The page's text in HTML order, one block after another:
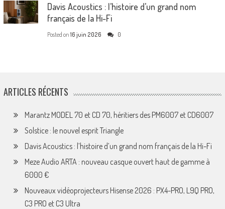
Davis Acoustics : l’histoire d’un grand nom
français de la Hi-Fi
Posted on 16 juin 2026 0
ARTICLES RÉCENTS
Marantz MODEL 70 et CD 70, héritiers des PM6007 et CD6007
Solstice : le nouvel esprit Triangle
Davis Acoustics : l’histoire d’un grand nom français de la Hi-Fi
Meze Audio ARTA : nouveau casque ouvert haut de gamme à
6000 €
Nouveaux vidéoprojecteurs Hisense 2026 : PX4-PRO, L9Q PRO,
C3 PRO et C3 Ultra